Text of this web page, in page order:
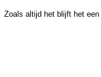
Zoals altijd het blijft het